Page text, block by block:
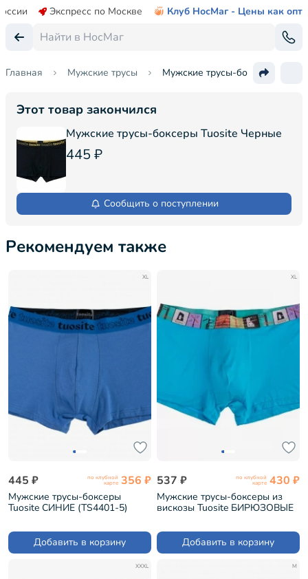
Экспресс по Москве Клуб НосМаг - Цены как опт
Главная Мужские трусы Мужские трусы-боксеры Tuosite
Этот товар закончился
Мужские трусы-боксеры Tuosite Черные
445 ₽
Сообщить о поступлении
Рекомендуем также
XL
445 ₽ по клубной
карте 356 ₽
Мужские трусы-боксеры
Tuosite СИНИЕ (TS4401-5)
Добавить в корзину
XL
537 ₽ по клубной
карте 430 ₽
Мужские трусы-боксеры из
вискозы Tuosite БИРЮЗОВЫЕ
Добавить в корзину
XXXL M